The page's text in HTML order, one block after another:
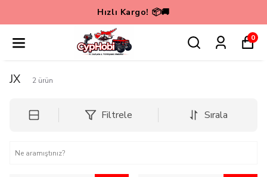
Hızlı Kargo! 📦🚚
0
JX 2 ürün
Filtrele Sırala